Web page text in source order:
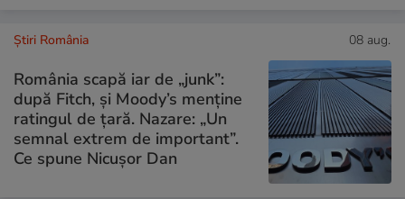
Știri România 08 aug.
România scapă iar de „junk”:
după Fitch, și Moody’s menține
ratingul de țară. Nazare: „Un
semnal extrem de important”.
Ce spune Nicușor Dan